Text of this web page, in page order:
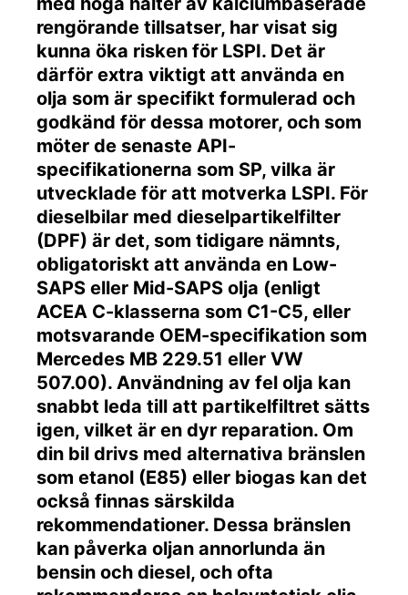
rengörande tillsatser, har visat sig
kunna öka risken för LSPI. Det är
därför extra viktigt att använda en
olja som är specifikt formulerad och
godkänd för dessa motorer, och som
möter de senaste API-
specifikationerna som SP, vilka är
utvecklade för att motverka LSPI. För
dieselbilar med dieselpartikelfilter
(DPF) är det, som tidigare nämnts,
obligatoriskt att använda en Low-
SAPS eller Mid-SAPS olja (enligt
ACEA C-klasserna som C1-C5, eller
motsvarande OEM-specifikation som
Mercedes MB 229.51 eller VW
507.00). Användning av fel olja kan
snabbt leda till att partikelfiltret sätts
igen, vilket är en dyr reparation. Om
din bil drivs med alternativa bränslen
som etanol (E85) eller biogas kan det
också finnas särskilda
rekommendationer. Dessa bränslen
kan påverka oljan annorlunda än
bensin och diesel, och ofta